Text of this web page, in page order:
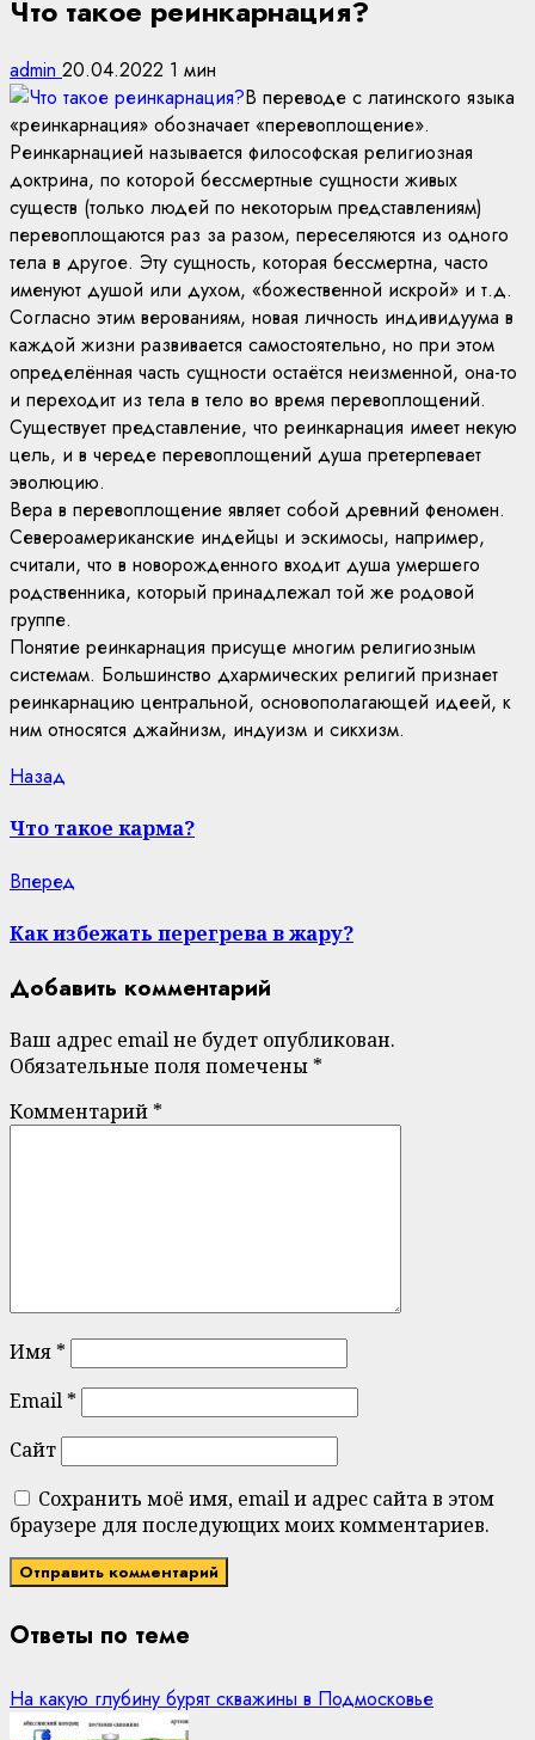
Что такое реинкарнация?
admin 20.04.2022 1 мин
В переводе с латинского языка
«реинкарнация» обозначает «перевоплощение».
Реинкарнацией называется философская религиозная
доктрина, по которой бессмертные сущности живых
существ (только людей по некоторым представлениям)
перевоплощаются раз за разом, переселяются из одного
тела в другое. Эту сущность, которая бессмертна, часто
именуют душой или духом, «божественной искрой» и т.д.
Согласно этим верованиям, новая личность индивидуума в
каждой жизни развивается самостоятельно, но при этом
определённая часть сущности остаётся неизменной, она-то
и переходит из тела в тело во время перевоплощений.
Существует представление, что реинкарнация имеет некую
цель, и в череде перевоплощений душа претерпевает
эволюцию.
Вера в перевоплощение являет собой древний феномен.
Североамериканские индейцы и эскимосы, например,
считали, что в новорожденного входит душа умершего
родственника, который принадлежал той же родовой
группе.
Понятие реинкарнация присуще многим религиозным
системам. Большинство дхармических религий признает
реинкарнацию центральной, основополагающей идеей, к
ним относятся джайнизм, индуизм и сикхизм.
Continue
Reading
Назад
Что такое карма?
Вперед
Как избежать перегрева в жару?
Добавить комментарий
Ваш адрес email не будет опубликован.
Обязательные поля помечены *
Комментарий *
Имя *
Email *
Сайт
Сохранить моё имя, email и адрес сайта в этом
браузере для последующих моих комментариев.
Ответы по теме
На какую глубину бурят скважины в Подмосковье